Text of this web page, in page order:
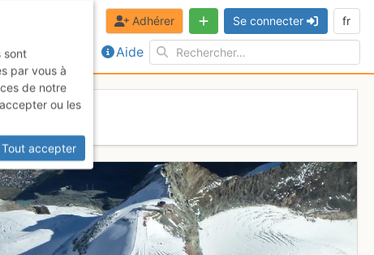
Aide
Adhérer Se connecter fr
sont
par vous à
de notre
ou les
Tout accepter